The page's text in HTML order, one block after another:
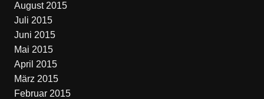
August 2015
Juli 2015
Juni 2015
Mai 2015
April 2015
März 2015
Februar 2015